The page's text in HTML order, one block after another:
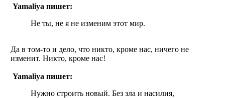
Yamaliya пишет:
Не ты, не я не изменим этот мир.
Да в том-то и дело, что никто, кроме нас, ничего не
изменит. Никто, кроме нас!
Yamaliya пишет:
Нужно строить новый. Без зла и насилия,